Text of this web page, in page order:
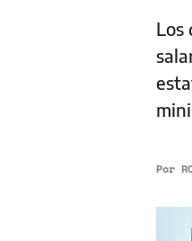
Los
Por